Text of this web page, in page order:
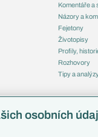
Komentáře a
Názory a
Fejetony
Životopisy
Profily,
Rozhovory
Tipy a
Česko
osobních